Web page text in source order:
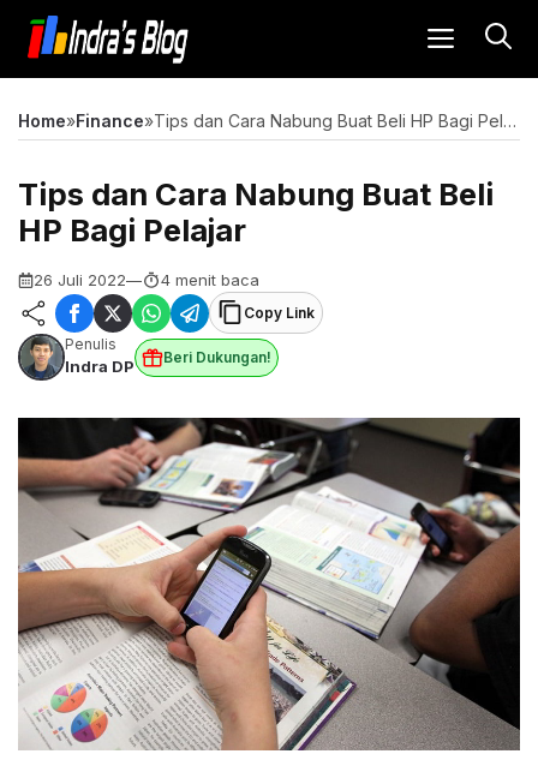
Langsung
isi
MENU
Home»Finance» Tips dan Cara Nabung Buat Beli HP Bagi Pelajar
Tips dan Cara Nabung Buat Beli
HP Bagi Pelajar
26 Juli 2022— 4 menit baca
Copy Link
Penulis
Indra DP Beri Dukungan!